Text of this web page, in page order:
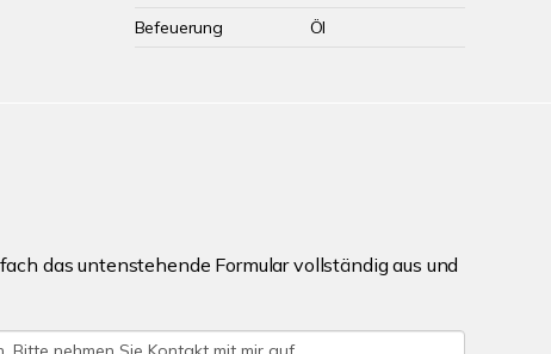
Befeuerung Öl
das untenstehende Formular vollständig aus und